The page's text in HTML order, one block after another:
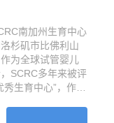
南加州生育中心
杉矶市比佛利山
为全球试管婴儿
SCRC多年来被评
生育中心”，作为
的黄金标准，大